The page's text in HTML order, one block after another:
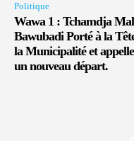
Politique
Wawa 1 : Tchamdja
Bawubadi Porté à la
la Municipalité et
un nouveau départ.